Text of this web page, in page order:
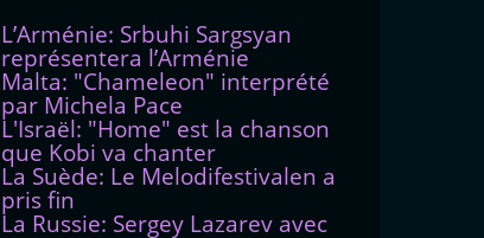
L’Arménie: Srbuhi Sargsyan
représentera l’Arménie
Malta: "Chameleon" interprété
par Michela Pace
L'Israël: "Home" est la chanson
que Kobi va chanter
La Suède: Le Melodifestivalen a
pris fin
La Russie: Sergey Lazarev avec